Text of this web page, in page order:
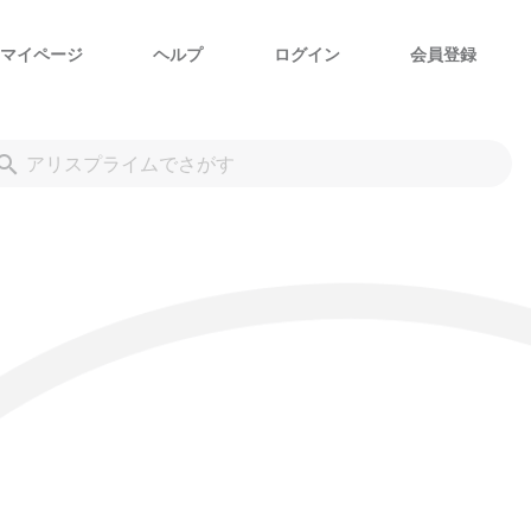
マイページ ヘルプ ログイン 会員登録